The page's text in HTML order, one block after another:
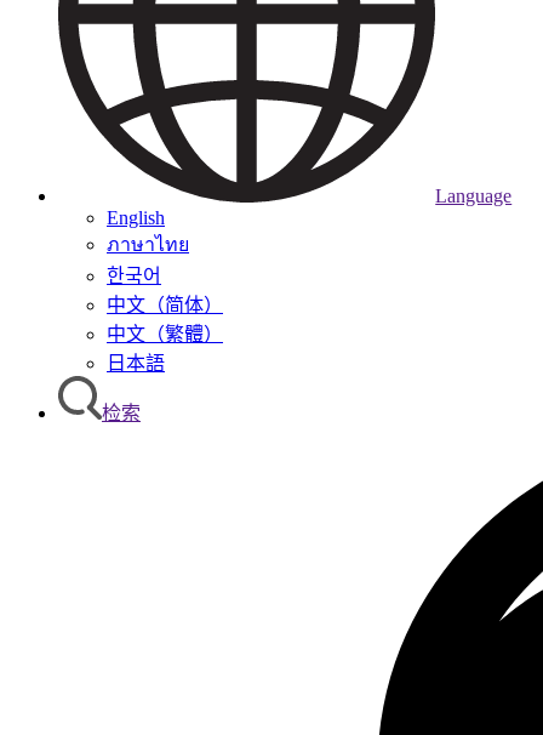
Language
English
ภาษาไทย
한국어
中文（简体）
中文（繁體）
日本語
检索